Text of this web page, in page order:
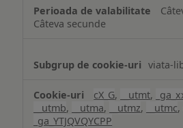
Câteva secunde
viata-
cX_G, __utmt,
__utmb, __utma, __utmz, __utmc,
_ga_YTJQVQYCPP